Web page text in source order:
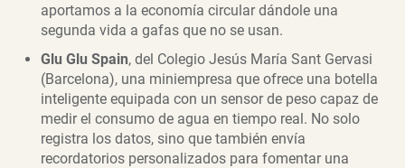
aportamos a la economía circular dándole una
segunda vida a gafas que no se usan.
Glu Glu Spain, del Colegio Jesús María Sant Gervasi
(Barcelona), una miniempresa que ofrece una botella
inteligente equipada con un sensor de peso capaz de
medir el consumo de agua en tiempo real. No solo
registra los datos, sino que también envía
recordatorios personalizados para fomentar una